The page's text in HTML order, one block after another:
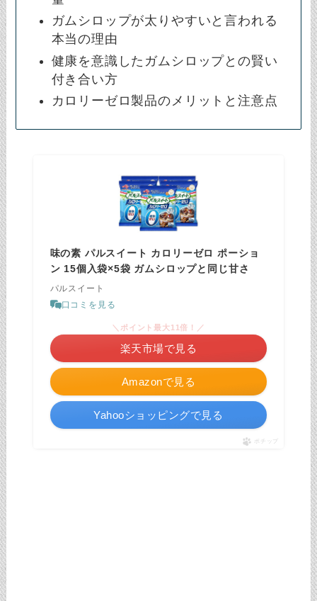
ガムシロップが太りやすいと言われる
本当の理由
健康を意識したガムシロップとの賢い
付き合い方
カロリーゼロ製品のメリットと注意点
味の素 パルスイート カロリーゼロ ポーショ
ン 15個入袋×5袋 ガムシロップと同じ甘さ
パルスイート
口コミを見る
Amazonで見る
＼ポイント最大11倍！／
楽天市場で見る
Yahooショッピングで見る
ポチップ